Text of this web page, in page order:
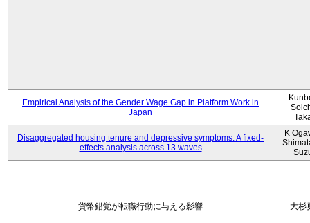
Empirical Analysis of the Gender Wage Gap in Platform Work in
Japan
Disaggregated housing tenure and depressive symptoms: A fixed-
effects analysis across 13 waves
K
貨幣錯覚が転職行動に与える影響 大杉